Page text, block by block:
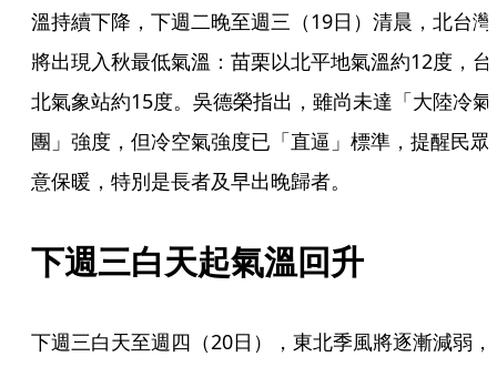
溫持續下降，下週二晚至週三（19日）清晨，北台灣
將出現入秋最低氣溫：苗栗以北平地氣溫約12度，台
北氣象站約15度。吳德榮指出，雖尚未達「大陸冷氣
團」強度，但冷空氣強度已「直逼」標準，提醒民眾
意保暖，特別是長者及早出晚歸者。
下週三白天起氣溫回升
下週三白天至週四（20日），東北季風將逐漸減弱，